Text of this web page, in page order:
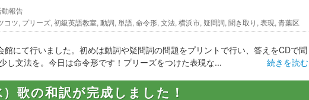
動報告
コツ, プリーズ, 初級英語教室, 動詞, 単語, 命令形, 文法, 横浜市, 疑問詞, 聞き取り , 表現, 青葉区
館にて行いました。初めは動詞や疑問詞の問題をプリントで行い、答えをCDで聞
し文法を。今日は命令形です！プリーズをつけた表現な...
続きを読む
歌の和訳が完成しました！